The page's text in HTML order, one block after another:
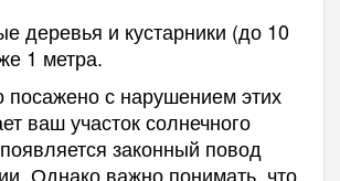
деревья и кустарники (до 10
1 метра.
посажено с нарушением этих
ваш участок солнечного
законный повод
Однако важно понимать, что